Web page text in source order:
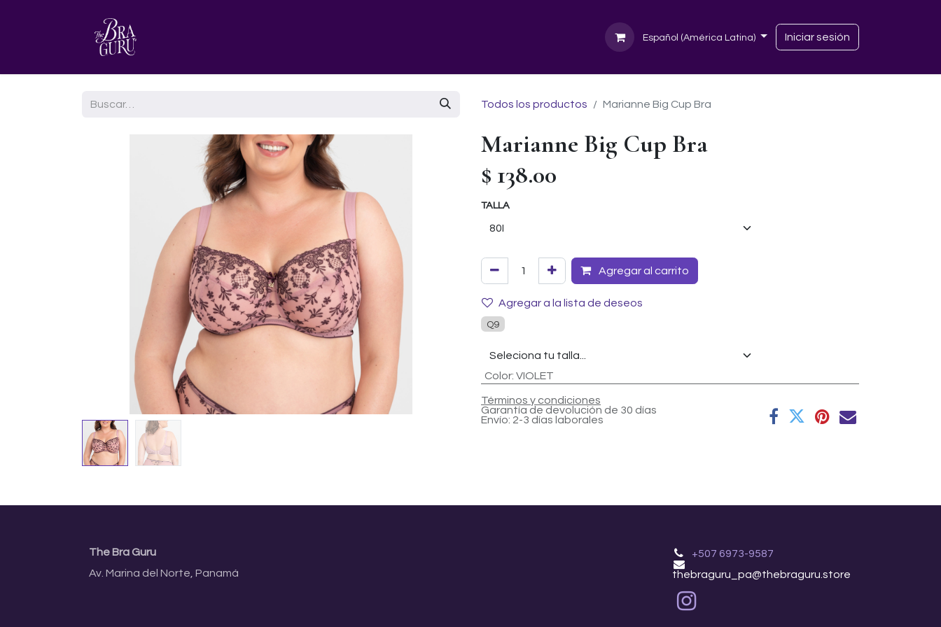
Español (América Latina) Iniciar sesión
Todos los productos Marianne Big Cup Bra
Marianne Big Cup Bra
$ 138.00
TALLA
Agregar al carrito
Agregar a la lista de deseos
Q9
Color: VIOLET
Términos y condiciones
Garantía de devolución de 30 días
Envío: 2-3 días laborales
+507 6973-9587
thebraguru_pa@thebraguru.store
The Bra Guru
Av. Marina del Norte, Panamá